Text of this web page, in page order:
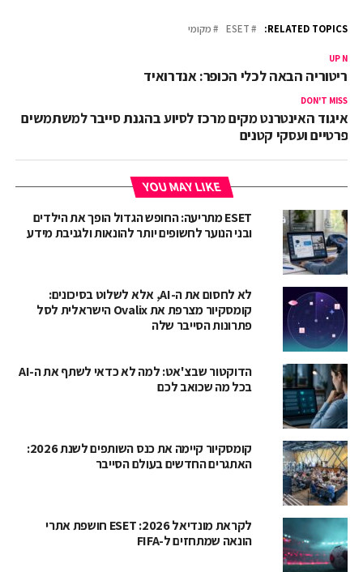
RELATED TOPICS:
ESET מקומי
UP
הבאה לכלי הכופר: אנדרואיד
DON'T MISS
איגוד האינטרנט מקים מרכז לסיוע בהגנת סייבר למשתמשים
פרטיים ועסקי קטנים
YOU MAY LIKE
ESET מתריעה: החופש הגדול הופך את הילדים
ובני הנוער לחשופים יותר להונאות ולגניבת מידע
לא לחסום את ה-AI, אלא לשלוט בסיכונים:
קומסקיור מצרפת את Ovalix הישראלית לסל
פתרונות הסייבר שלה
הדוקטור שבצ'אט: למה לא כדאי לשתף את ה-AI
בכל מה שכואב לכם
קומסקיור קיימה את כנס השותפים לשנת 2026:
האתגרים החדשים בעולם הסייבר
לקראת מונדיאל 2026: ESET חושפת אתרי
הונאה שמתחזים ל-FIFA